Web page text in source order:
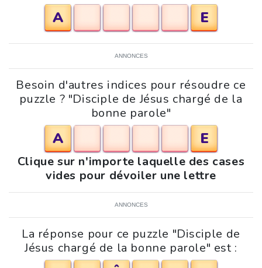
A
E
ANNONCES
Besoin d'autres indices pour résoudre ce
puzzle ? "Disciple de Jésus chargé de la
bonne parole"
A E
Clique sur n'importe laquelle des cases
vides pour dévoiler une lettre
ANNONCES
La réponse pour ce puzzle "Disciple de
Jésus chargé de la bonne parole" est :